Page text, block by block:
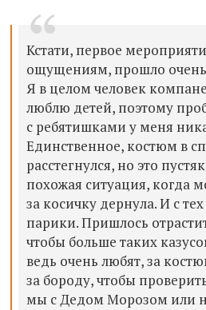
Кстати, первое
ощущениям, прошло
Я в целом человек
люблю детей, поэтому
с ребятишками у меня
Единственное, костюм в
расстегнулся, но это
похожая ситуация, когда
за косичку дернула. И с
парики. Пришлось
чтобы больше таких
ведь очень любят, за
за бороду, чтобы
мы с Дедом Морозом или